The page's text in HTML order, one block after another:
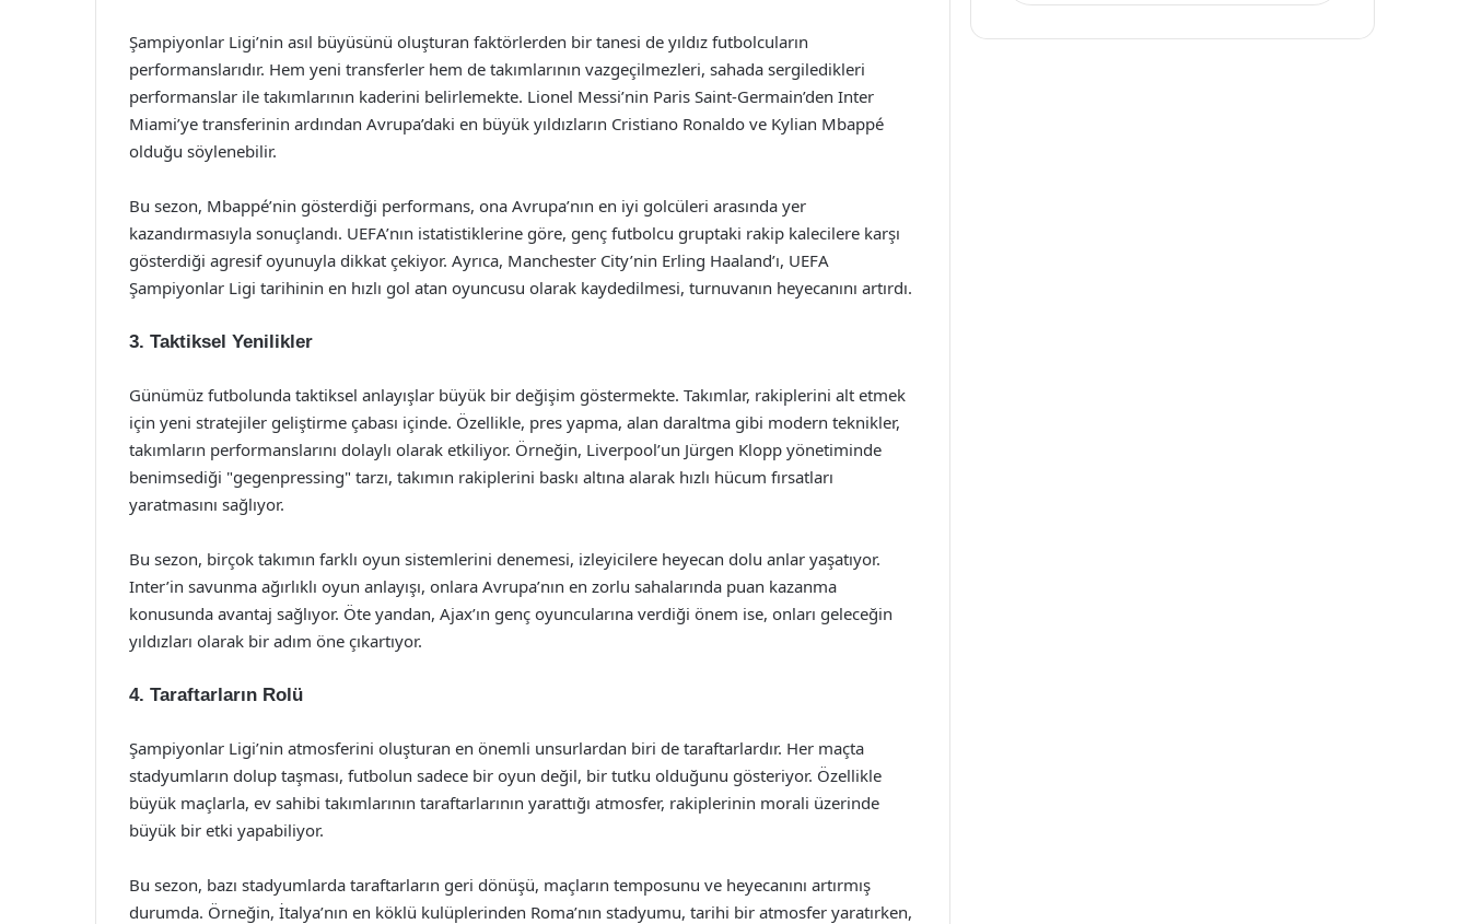
Şampiyonlar Ligi’nin asıl büyüsünü oluşturan faktörlerden bir tanesi de yıldız futbolcuların
performanslarıdır. Hem yeni transferler hem de takımlarının vazgeçilmezleri, sahada sergiledikleri
performanslar ile takımlarının kaderini belirlemekte. Lionel Messi’nin Paris Saint-Germain’den Inter
Miami’ye transferinin ardından Avrupa’daki en büyük yıldızların Cristiano Ronaldo ve Kylian Mbappé
olduğu söylenebilir.
Bu sezon, Mbappé’nin gösterdiği performans, ona Avrupa’nın en iyi golcüleri arasında yer
kazandırmasıyla sonuçlandı. UEFA’nın istatistiklerine göre, genç futbolcu gruptaki rakip kalecilere karşı
gösterdiği agresif oyunuyla dikkat çekiyor. Ayrıca, Manchester City’nin Erling Haaland’ı, UEFA
Şampiyonlar Ligi tarihinin en hızlı gol atan oyuncusu olarak kaydedilmesi, turnuvanın heyecanını artırdı.
3. Taktiksel Yenilikler
Günümüz futbolunda taktiksel anlayışlar büyük bir değişim göstermekte. Takımlar, rakiplerini alt etmek
için yeni stratejiler geliştirme çabası içinde. Özellikle, pres yapma, alan daraltma gibi modern teknikler,
takımların performanslarını dolaylı olarak etkiliyor. Örneğin, Liverpool’un Jürgen Klopp yönetiminde
benimsediği "gegenpressing" tarzı, takımın rakiplerini baskı altına alarak hızlı hücum fırsatları
yaratmasını sağlıyor.
Bu sezon, birçok takımın farklı oyun sistemlerini denemesi, izleyicilere heyecan dolu anlar yaşatıyor.
Inter’in savunma ağırlıklı oyun anlayışı, onlara Avrupa’nın en zorlu sahalarında puan kazanma
konusunda avantaj sağlıyor. Öte yandan, Ajax’ın genç oyuncularına verdiği önem ise, onları geleceğin
yıldızları olarak bir adım öne çıkartıyor.
4. Taraftarların Rolü
Şampiyonlar Ligi’nin atmosferini oluşturan en önemli unsurlardan biri de taraftarlardır. Her maçta
stadyumların dolup taşması, futbolun sadece bir oyun değil, bir tutku olduğunu gösteriyor. Özellikle
büyük maçlarla, ev sahibi takımlarının taraftarlarının yarattığı atmosfer, rakiplerinin morali üzerinde
büyük bir etki yapabiliyor.
Bu sezon, bazı stadyumlarda taraftarların geri dönüşü, maçların temposunu ve heyecanını artırmış
durumda. Örneğin, İtalya’nın en köklü kulüplerinden Roma’nın stadyumu, tarihi bir atmosfer yaratırken,